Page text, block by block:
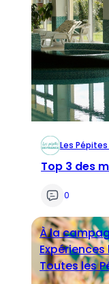
Les
Top 3 des
0
À la
Toutes les